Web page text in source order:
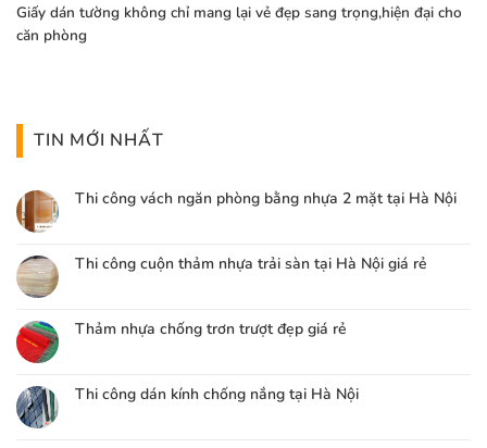
TIN MỚI NHẤT
Thi công vách ngăn phòng bằng nhựa 2 mặt tại Hà Nội
Thi công cuộn thảm nhựa trải sàn tại Hà Nội giá rẻ
Thảm nhựa chống trơn trượt đẹp giá rẻ
Thi công dán kính chống nắng tại Hà Nội
Giấy dán tường không chỉ mang lại vẻ đẹp sang trọng,hiện đại cho
căn phòng